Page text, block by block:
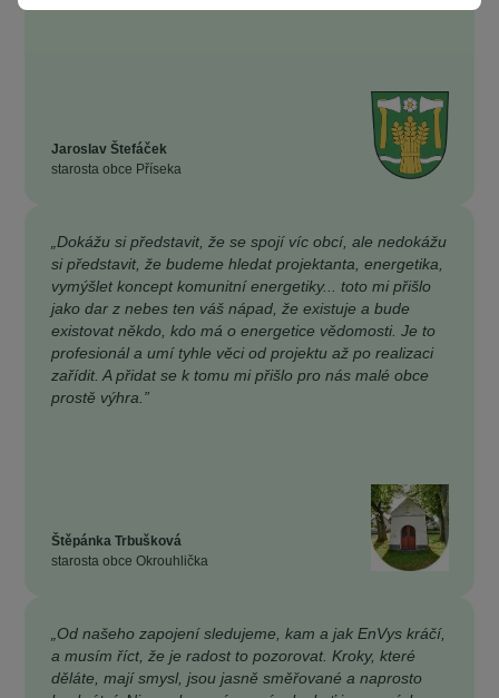
Jaroslav Štefáček
starosta obce Příseka
„Dokážu si představit, že se spojí víc obcí, ale nedokážu
si představit, že budeme hledat projektanta, energetika,
vymýšlet koncept komunitní energetiky... toto mi přišlo
jako dar z nebes ten váš nápad, že existuje a bude
existovat někdo, kdo má o energetice vědomosti. Je to
profesionál a umí tyhle věci od projektu až po realizaci
zařídit. A přidat se k tomu mi přišlo pro nás malé obce
prostě výhra.”
Štěpánka Trbušková
starosta obce Okrouhlička
„Od našeho zapojení sledujeme, kam a jak EnVys kráčí,
a musím říct, že je radost to pozorovat. Kroky, které
děláte, mají smysl, jsou jasně směřované a naprosto